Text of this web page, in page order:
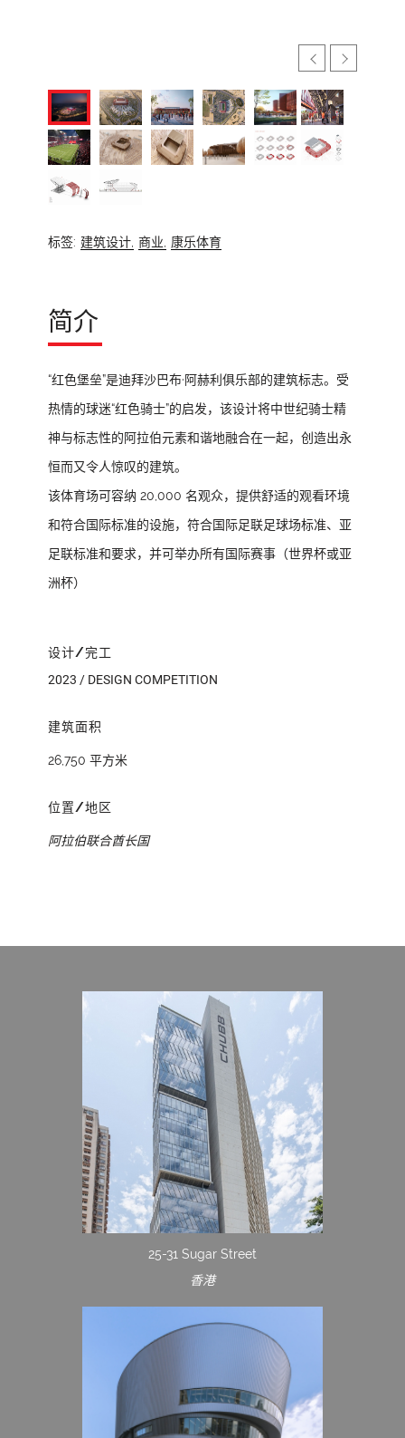
标签: 建筑设计, 商业, 康乐体育
简介
“红色堡垒”是迪拜沙巴布·阿赫利俱乐部的建筑标志。受
热情的球迷“红色骑士”的启发，该设计将中世纪骑士精
神与标志性的阿拉伯元素和谐地融合在一起，创造出永
恒而又令人惊叹的建筑。
该体育场可容纳 20,000 名观众，提供舒适的观看环境
和符合国际标准的设施，符合国际足联足球场标准、亚
足联​​标准和要求，并可举办所有国际赛事（世界杯或亚
洲杯）
设计/完工
2023 / DESIGN COMPETITION
建筑面积
26,750 平方米
位置/地区
阿拉伯联合酋长国
25-31 Sugar Street
香港